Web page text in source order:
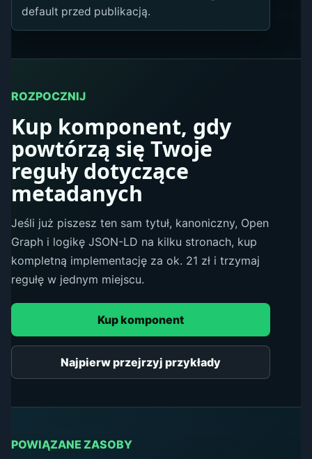
default przed publikacją.
ROZPOCZNIJ
Kup komponent, gdy
powtórzą się Twoje
reguły dotyczące
metadanych
Jeśli już piszesz ten sam tytuł, kanoniczny, Open
Graph i logikę JSON-LD na kilku stronach, kup
kompletną implementację za ok. 21 zł i trzymaj
regułę w jednym miejscu.
Kup komponent
Najpierw przejrzyj przykłady
POWIĄZANE ZASOBY